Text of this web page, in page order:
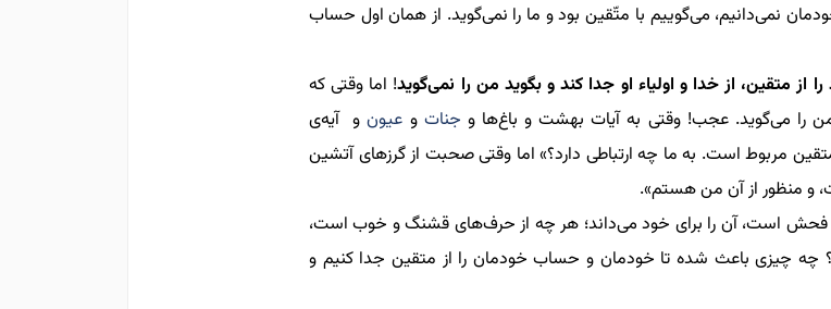
نمی‌دانیم، می‌گوییم با متّقین بود و ما را نمی‌گوید. از همان اول حساب
متقین، از خدا و اولیاء او جدا کند و بگوید من را نمی‌گوید! اما وقتی که
را می‌گوید. عجب! وقتی به آیات بهشت و باغ‌ها و جنات و عیونو آیه‌ی
مربوط است. به ما چه ارتباطی دارد؟» اما وقتی صحبت از گرزهای آتشین
و منظور از آن من هستم».
فحش است، آن را برای خود می‌داند؛ هر چه از حرف‌های قشنگ و خوب است،
چه چیزی باعث شده تا خودمان و حساب خودمان را از متقین جدا کنیم و